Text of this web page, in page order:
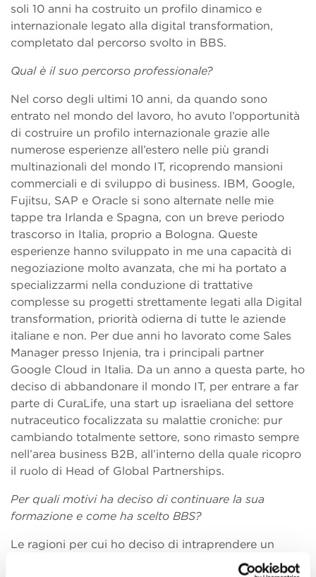
soli 10 anni ha costruito un profilo dinamico e
internazionale legato alla digital transformation,
completato dal percorso svolto in BBS.
Qual è il suo percorso professionale?
Nel corso degli ultimi 10 anni, da quando sono
entrato nel mondo del lavoro, ho avuto l’opportunità
di costruire un profilo internazionale grazie alle
numerose esperienze all’estero nelle più grandi
multinazionali del mondo IT, ricoprendo mansioni
commerciali e di sviluppo di business. IBM, Google,
Fujitsu, SAP e Oracle si sono alternate nelle mie
tappe tra Irlanda e Spagna, con un breve periodo
trascorso in Italia, proprio a Bologna. Queste
esperienze hanno sviluppato in me una capacità di
negoziazione molto avanzata, che mi ha portato a
specializzarmi nella conduzione di trattative
complesse su progetti strettamente legati alla Digital
transformation, priorità odierna di tutte le aziende
italiane e non. Per due anni ho lavorato come Sales
Manager presso Injenia, tra i principali partner
Google Cloud in Italia. Da un anno a questa parte, ho
deciso di abbandonare il mondo IT, per entrare a far
parte di CuraLife, una start up israeliana del settore
nutraceutico focalizzata su malattie croniche: pur
cambiando totalmente settore, sono rimasto sempre
nell’area business B2B, all’interno della quale ricopro
il ruolo di Head of Global Partnerships.
Per quali motivi ha deciso di continuare la sua
formazione e come ha scelto BBS?
Le ragioni per cui ho deciso di intraprendere un
nuovo percorso formativo sono legate in primis alla